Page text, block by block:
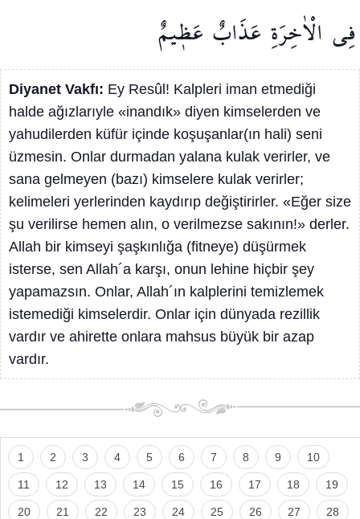
فِي الْاٰخِرَةِ عَذَابٌ عَظ۪يمٌ
Diyanet Vakfı: Ey Resûl! Kalpleri iman etmediği
halde ağızlarıyle «inandık» diyen kimselerden ve
yahudilerden küfür içinde koşuşanlar(ın hali) seni
üzmesin. Onlar durmadan yalana kulak verirler, ve
sana gelmeyen (bazı) kimselere kulak verirler;
kelimeleri yerlerinden kaydırıp değiştirirler. «Eğer size
şu verilirse hemen alın, o verilmezse sakının!» derler.
Allah bir kimseyi şaşkınlığa (fitneye) düşürmek
isterse, sen Allah´a karşı, onun lehine hiçbir şey
yapamazsın. Onlar, Allah´ın kalplerini temizlemek
istemediği kimselerdir. Onlar için dünyada rezillik
vardır ve ahirette onlara mahsus büyük bir azap
vardır.
1 2 3 4 5 6 7 8 9 10
11 12 13 14 15 16 17 18 19
20 21 22 23 24 25 26 27 28